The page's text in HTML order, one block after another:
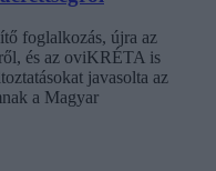
foglalkozás, újra az
és az oviKRÉTA is
javasolta az
a Magyar